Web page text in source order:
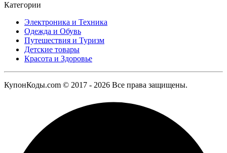
Категории
Электроника и Техника
Одежда и Обувь
Путешествия и Туризм
Детские товары
Красота и Здоровье
КупонКоды.com © 2017 - 2026 Все права защищены.